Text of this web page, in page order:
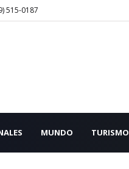
515-0187
MUNDO TURISMO